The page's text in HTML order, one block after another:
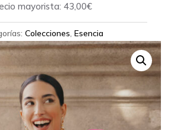
mayorista: 43,00€
Colecciones, Esencia